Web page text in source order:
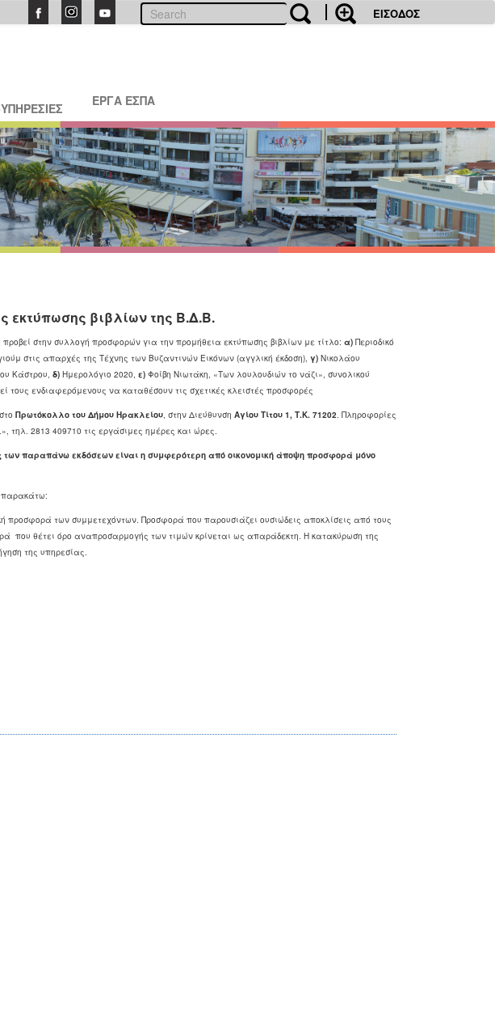
ΕΙΣΟΔΟΣ
ΕΡΓΑ ΕΣΠΑ
εκτύπωσης βιβλίων της Β.Δ.Β.
στην συλλογή προσφορών για την προμήθεια εκτύπωσης βιβλίων με τίτλο: α) Περιοδικό
στις απαρχές της Τέχνης των Βυζαντινών Εικόνων (αγγλική έκδοση), γ)Νικολάου
Κάστρου, δ)Ημερολόγιο 2020, ε)Φοίβη Νιωτάκη, «Των λουλουδιών το νάζι», συνολικού
ενδιαφερόμενους να καταθέσουν τις σχετικές κλειστές προσφορές
Πρωτόκολλο του Δήμου Ηρακλείου, στην Διεύθυνση Αγίου Τίτου 1, Τ.Κ. 71202. Πληροφορίες
τηλ. 2813 409710 τις εργάσιμες ημέρες και ώρες.
των παραπάνω εκδόσεων είναι η συμφερότερη από οικονομική άποψη προσφορά μόνο
παρακάτω:
των συμμετεχόντων. Προσφορά που παρουσιάζει ουσιώδεις αποκλίσεις από τους
που θέτει όρο αναπροσαρμογής των τιμών κρίνεται ως απαράδεκτη. Η κατακύρωση της
της υπηρεσίας.